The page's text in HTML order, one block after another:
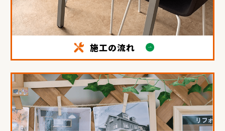
施工の流れ